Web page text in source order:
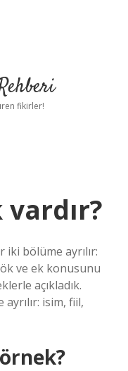
fikirler!
bölüme ayrılır:
ve ek konusunu
açıkladık.
isim, fiil,